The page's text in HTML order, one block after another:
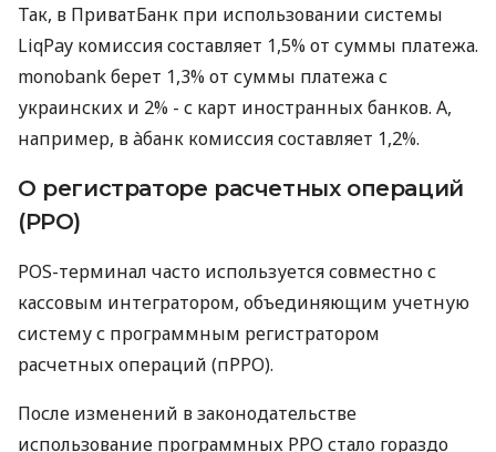
Так, в ПриватБанк при использовании системы
LiqPay комиссия составляет 1,5% от суммы платежа.
monobank берет 1,3% от суммы платежа с
украинских и 2% - с карт иностранных банков. А,
например, в àбанк комиссия составляет 1,2%.
О регистраторе расчетных операций
(РРО)
POS-терминал часто используется совместно с
кассовым интегратором, объединяющим учетную
систему с программным регистратором
расчетных операций (пРРО).
После изменений в законодательстве
использование программных РРО стало гораздо